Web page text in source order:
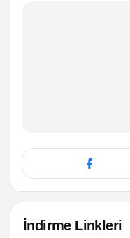
İndirme Linkleri